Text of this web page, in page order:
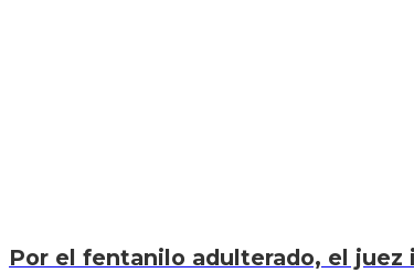
Por el fentanilo adulterado, el juez